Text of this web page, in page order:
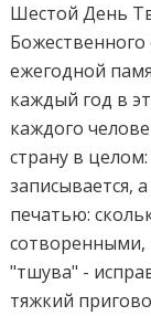
Шестой День
ежегодной
каждый год в
каждого
страну в
записывается,
печатью:
сотворенными,
"тшува" -
тяжкий